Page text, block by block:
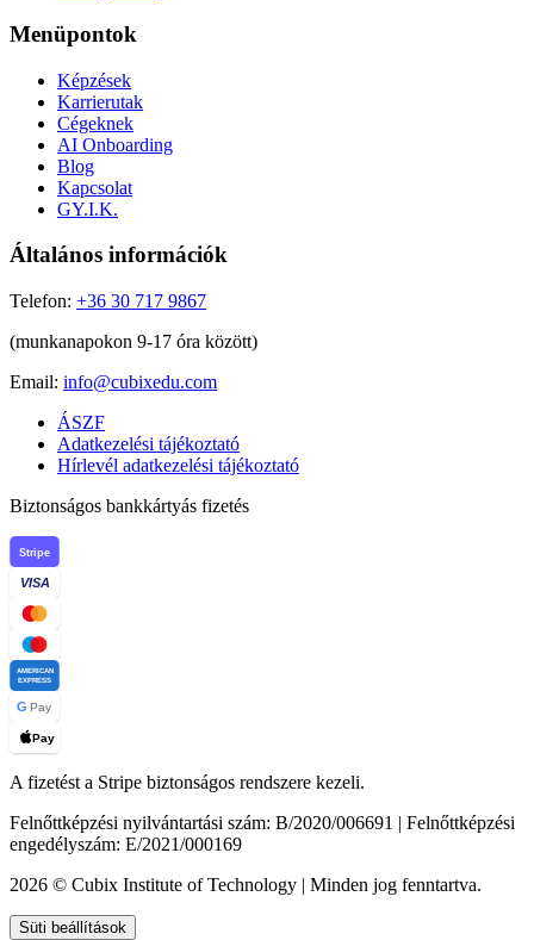
Menüpontok
Képzések
Karrierutak
Cégeknek
AI Onboarding
Blog
Kapcsolat
GY.I.K.
Általános információk
Telefon: +36 30 717 9867
(munkanapokon 9-17 óra között)
Email: info@cubixedu.com
ÁSZF
Adatkezelési tájékoztató
Hírlevél adatkezelési tájékoztató
Biztonságos bankkártyás fizetés
Stripe
VISA
AMERICAN
EXPRESS
G Pay
Pay
A fizetést a Stripe biztonságos rendszere kezeli.
Felnőttképzési nyilvántartási szám: B/2020/006691 | Felnőttképzési
engedélyszám: E/2021/000169
2026 © Cubix Institute of Technology | Minden jog fenntartva.
Süti beállítások